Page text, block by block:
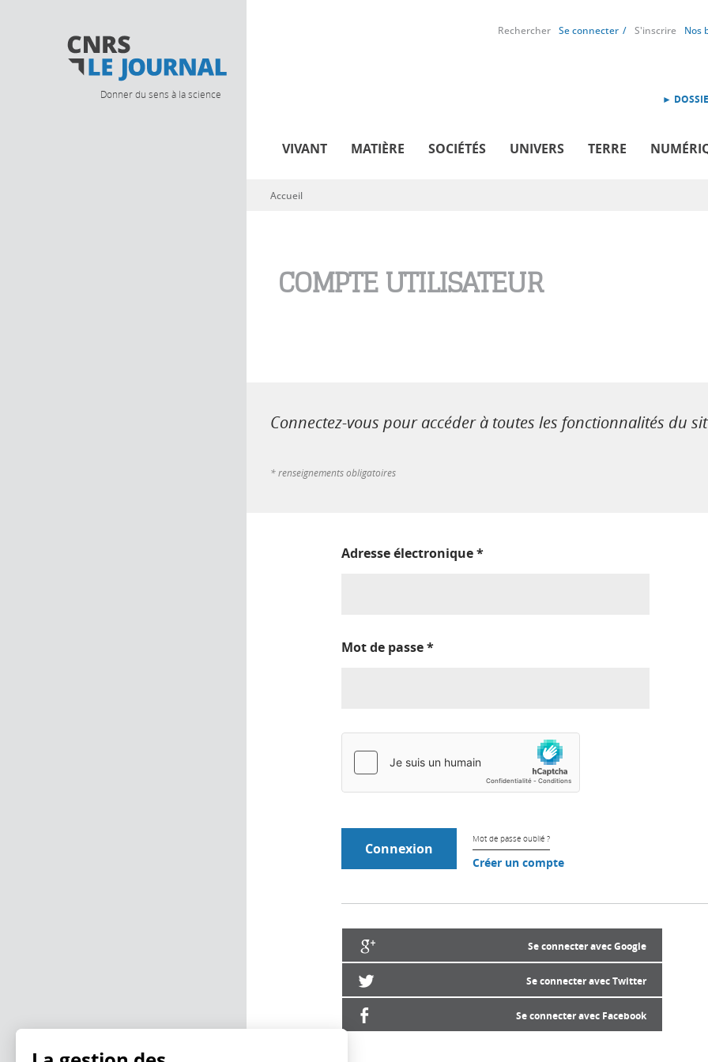
Donner du sens à la science
Rechercher Se connecter S'inscrire Nos
►
VIVANT MATIÈRE SOCIÉTÉS UNIVERS TERRE
Vous êtes ici
Accueil
COMPTE UTILISATEUR
Connectez-vous pour accéder à toutes les fonctionnalités du
* renseignements obligatoires
Adresse électronique*
Mot de passe*
Mot de passe oublié ?
Créer un compte
Se connecter avec Google
Se connecter avec Twitter
Se connecter avec Facebook